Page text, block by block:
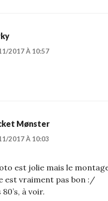
2017 À 10:57
Mønster
2017 À 10:03
est jolie mais le
est vraiment pas bon :/
à voir.